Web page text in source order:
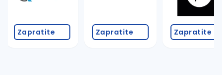
Zapratite Zapratite Zapratite